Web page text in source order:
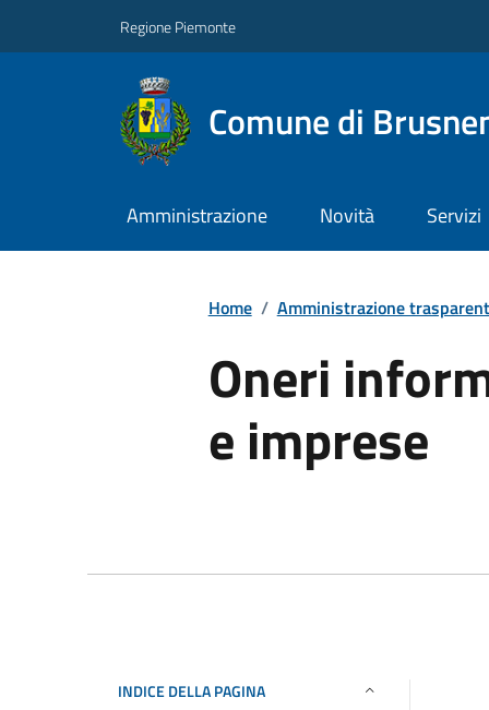
Regione Piemonte
Comune di
Amministrazione Novità Servizi
Home / Amministrazione
Oneri
e imprese
INDICE DELLA PAGINA